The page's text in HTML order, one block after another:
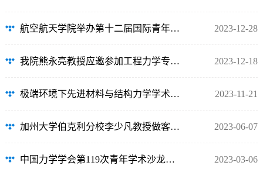
航空航天学院举办第十二届国际青年学者东湖论坛航空宇航与力学分论坛 2023-12-28
我院熊永亮教授应邀参加工程力学专业虚拟教研室研讨会 2023-12-18
极端环境下先进材料与结构力学学术会议召开 2023-11-21
加州大学伯克利分校李少凡教授做客力学拔尖基地大师课堂 2023-06-07
中国力学学会第119次青年学术沙龙暨中国科协青托沙龙活动在我校召开 2023-03-06